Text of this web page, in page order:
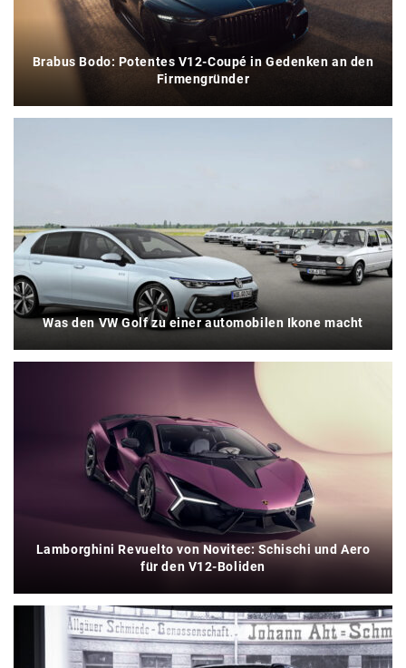
Brabus Bodo: Potentes V12-Coupé in Gedenken an den
Firmengründer
Was den VW Golf zu einer automobilen Ikone macht
Lamborghini Revuelto von Novitec: Schischi und Aero
für den V12-Boliden